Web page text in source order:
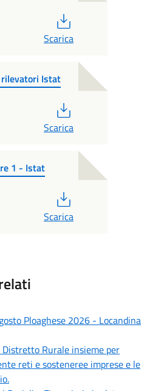
Scarica
rilevatori Istat
Scarica
1 - Istat
Scarica
Ploaghese 2026 - Locandina
Distretto Rurale insieme per
reti e sosteneree imprese e le